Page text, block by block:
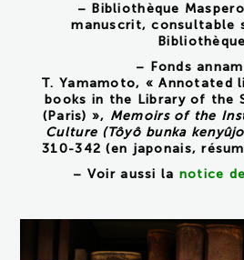
– Bibliothèque
manuscrit, consultable
– Fonds
T. Yamamoto, « Annotated
books in the Library of the
(Paris) », Memoirs of the
Culture (Tôyô bunka
310-342 (en japonais,
– Voir aussi la notice